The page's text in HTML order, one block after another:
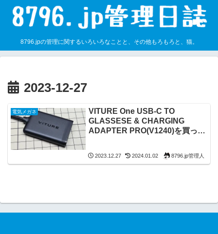
8796.jpの管理に関するいろいろなことと、その他もろもろと、猫。
2023-12-27
電気メガネ
VITURE One USB-C TO
GLASSESE & CHARGING
ADAPTER PRO(V1240)を買った
2023.12.27 2024.01.02 8796.jp管理人